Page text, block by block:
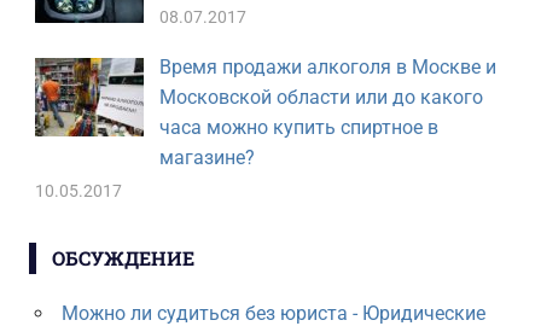
08.07.2017
Время продажи алкоголя в Москве и
Московской области или до какого
часа можно купить спиртное в
магазине?
10.05.2017
ОБСУЖДЕНИЕ
Можно ли судиться без юриста - Юридические